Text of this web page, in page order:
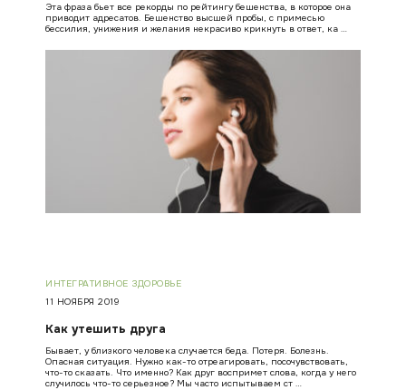
Эта фраза бьет все рекорды по рейтингу бешенства, в которое она
приводит адресатов. Бешенство высшей пробы, с примесью
бессилия, унижения и желания некрасиво крикнуть в ответ, ка …
ИНТЕГРАТИВНОЕ ЗДОРОВЬЕ
11 НОЯБРЯ 2019
Как утешить друга
Бывает, у близкого человека случается беда. Потеря. Болезнь.
Опасная ситуация. Нужно как-то отреагировать, посочувствовать,
что-то сказать. Что именно? Как друг воспримет слова, когда у него
случилось что-то серьезное? Мы часто испытываем ст …